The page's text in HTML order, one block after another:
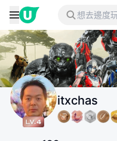
itxchas